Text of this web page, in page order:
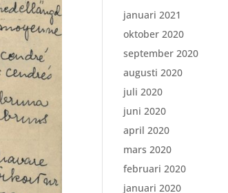
januari 2021
oktober 2020
september 2020
augusti 2020
juli 2020
juni 2020
april 2020
mars 2020
februari 2020
januari 2020